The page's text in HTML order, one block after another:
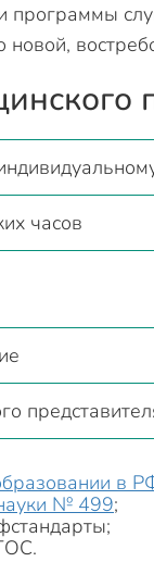
программы
часов
в
№ 499;